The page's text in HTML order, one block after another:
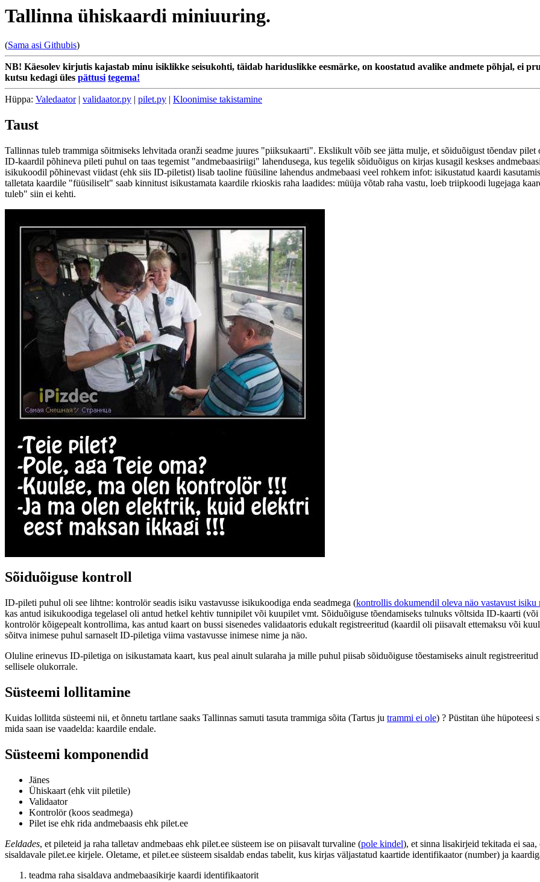
Tallinna ühiskaardi miniuuring.
(Sama asi Githubis)
NB! Käesolev kirjutis kajastab minu isiklikke seisukohti, täidab hariduslikke eesmärke, on koostatud avalike andmete põhjal, ei
kutsu kedagi üles pättusi tegema!
Hüppa: Valedaator| validaator.py | pilet.py | Kloonimise takistamine
Taust
Tallinnas tuleb trammiga sõitmiseks lehvitada oranži seadme juures "piiksukaarti". Ekslikult võib see jätta mulje, et sõiduõigust tõendav
ID-kaardil põhineva pileti puhul on taas tegemist "andmebaasiriigi" lahendusega, kus tegelik sõiduõigus on kirjas kusagil keskses
isikukoodil põhinevast viidast (ehk siis ID-piletist) lisab taoline füüsiline lahendus andmebaasi veel rohkem infot: isikustatud kaardi
talletata kaardile "füüsiliselt" saab kinnitust isikustamata kaardile rkioskis raha laadides: müüja võtab raha vastu, loeb triipkoodi lugejaga
tuleb" siin ei kehti.
Sõiduõiguse kontroll
ID-pileti puhul oli see lihtne: kontrolör seadis isiku vastavusse isikukoodiga enda seadmega (kontrollis dokumendil oleva näo vastavust isiku
kas antud isikukoodiga tegelasel oli antud hetkel kehtiv tunnipilet või kuupilet vmt. Sõiduõiguse tõendamiseks tulnuks võltsida ID-kaarti
kontrolör kõigepealt kontrollima, kas antud kaart on bussi sisenedes validaatoris edukalt registreeritud (kaardil oli piisavalt ettemaksu või
sõitva inimese puhul sarnaselt ID-piletiga viima vastavusse inimese nime ja näo.
Oluline erinevus ID-piletiga on isikustamata kaart, kus peal ainult sularaha ja mille puhul piisab sõiduõiguse tõestamiseks ainult
sellisele olukorrale.
Süsteemi lollitamine
Kuidas lollitda süsteemi nii, et õnnetu tartlane saaks Tallinnas samuti tasuta trammiga sõita (Tartus ju trammi ei ole) ? Püstitan ühe hüpoteesi
mida saan ise vaadelda: kaardile endale.
Süsteemi komponendid
Jänes
Ühiskaart (ehk viit piletile)
Validaator
Kontrolör (koos seadmega)
Pilet ise ehk rida andmebaasis ehk pilet.ee
Eeldades, et pileteid ja raha talletav andmebaas ehk pilet.ee süsteem ise on piisavalt turvaline (pole kindel), et sinna lisakirjeid tekitada ei
sisaldavale pilet.ee kirjele. Oletame, et pilet.ee süsteem sisaldab endas tabelit, kus kirjas väljastatud kaartide identifikaator (number) ja
teadma raha sisaldava andmebaasikirje kaardi identifikaatorit